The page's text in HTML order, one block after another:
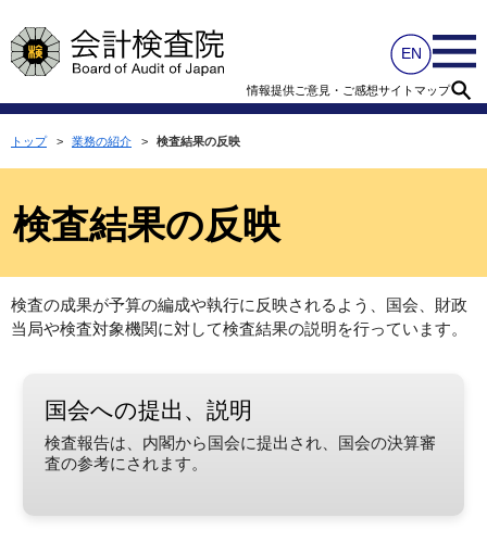
情報提供ご意見・ご感想サイトマップ
トップ> 業務の紹介 > 検査結果の反映
検査結果の反映
検査の成果が予算の編成や執行に反映されるよう、国会、財政
当局や検査対象機関に対して検査結果の説明を行っています。
国会への提出、説明
検査報告は、内閣から国会に提出され、国会の決算審
査の参考にされます。